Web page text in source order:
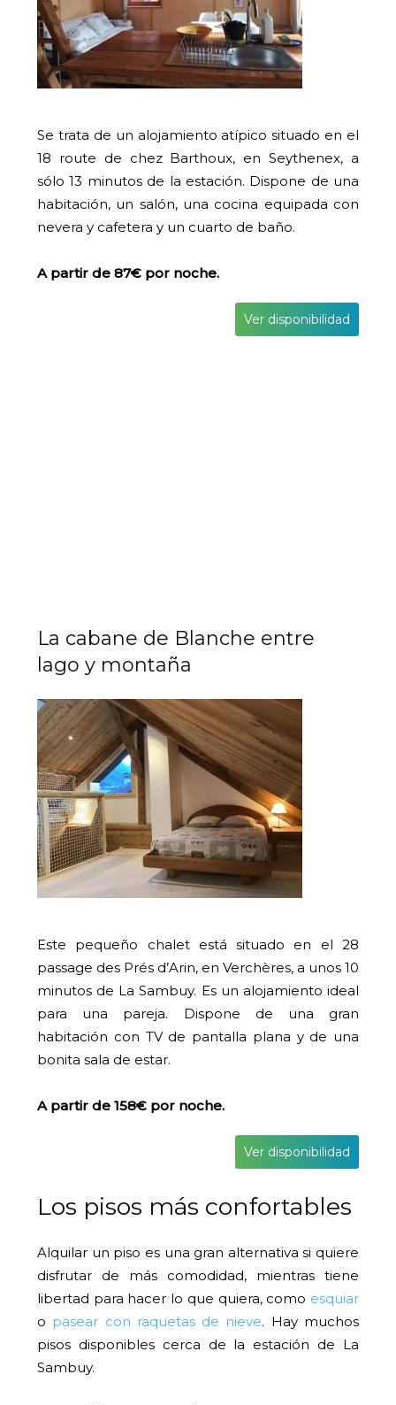
Se trata de un alojamiento atípico situado en el
18 route de chez Barthoux, en Seythenex, a
sólo 13 minutos de la estación. Dispone de una
habitación, un salón, una cocina equipada con
nevera y cafetera y un cuarto de baño.
A partir de 87€ por noche.
Ver disponibilidad
La cabane de Blanche entre
lago y montaña
Este pequeño chalet está situado en el 28
passage des Prés d’Arin, en Verchères, a unos 10
minutos de La Sambuy. Es un alojamiento ideal
para una pareja. Dispone de una gran
habitación con TV de pantalla plana y de una
bonita sala de estar.
A partir de 158€ por noche.
Ver disponibilidad
Los pisos más confortables
Alquilar un piso es una gran alternativa si quiere
disfrutar de más comodidad, mientras tiene
libertad para hacer lo que quiera, como esquiar
o pasear con raquetas de nieve. Hay muchos
pisos disponibles cerca de la estación de La
Sambuy.